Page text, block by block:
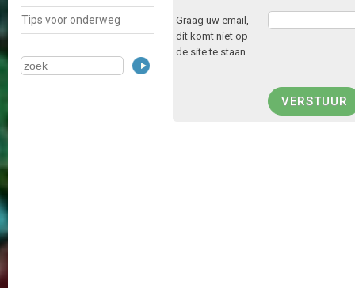
Tips voor onderweg
Graag uw email,
dit komt niet op
de site te staan
VERSTUUR